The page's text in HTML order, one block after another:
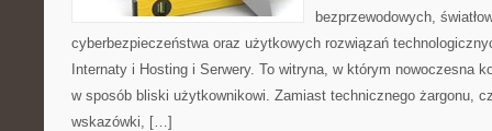
bezprzewodowych,
cyberbezpieczeństwa oraz użytkowych rozwiązań
Internaty i Hosting i Serwery. To witryna, w którym nowoczesna
w sposób bliski użytkownikowi. Zamiast technicznego żargonu,
wskazówki, […]